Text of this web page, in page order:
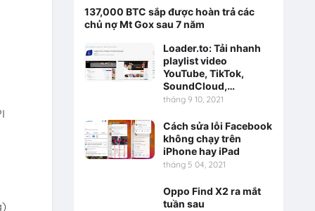
137,000 BTC sắp được hoàn trả các
chủ nợ Mt Gox sau 7 năm
Loader.to: Tải nhanh
playlist video
YouTube, TikTok,
SoundCloud,…
tháng 9 10, 2021
Cách sửa lỗi Facebook
không chạy trên
iPhone hay iPad
tháng 5 04, 2021
Oppo Find X2 ra mắt
tuần sau